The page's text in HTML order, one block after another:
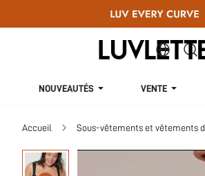
NOUVEAUTÉS VENTE
Accueil Sous-vêtements et vêtements